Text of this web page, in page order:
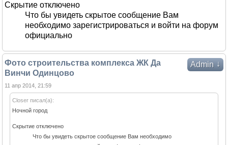
Скрытие отключено
Что бы увидеть скрытое сообщение Вам
необходимо зарегистрироваться и войти на форум
официально
Admin ↓
Фото строительства комплекса ЖК Да
Винчи Одинцово
11 апр 2014, 21:59
Closer писал(а):
Ночной город
Скрытие отключено
Что бы увидеть скрытое сообщение Вам необходимо